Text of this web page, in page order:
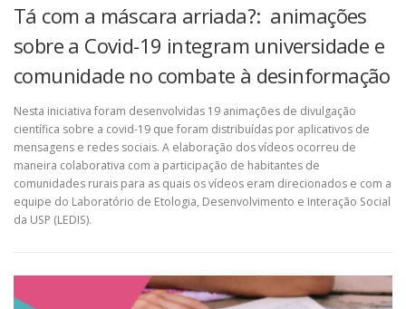
Tá com a máscara arriada?: animações
sobre a Covid-19 integram universidade e
comunidade no combate à desinformação
Nesta iniciativa foram desenvolvidas 19 animações de divulgação
científica sobre a covid-19 que foram distribuídas por aplicativos de
mensagens e redes sociais. A elaboração dos vídeos ocorreu de
maneira colaborativa com a participação de habitantes de
comunidades rurais para as quais os vídeos eram direcionados e com a
equipe do Laboratório de Etologia, Desenvolvimento e Interação Social
da USP (LEDIS).